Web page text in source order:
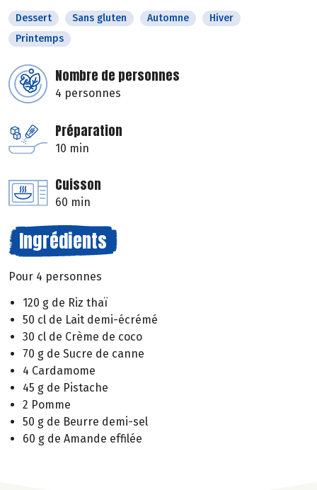
Dessert Sans gluten Automne
Hiver
Printemps
Nombre de personnes
4 personnes
Préparation
10 min
Cuisson
60 min
Ingrédients
Pour 4 personnes
120 g de Riz thaï
50 cl de Lait demi-écrémé
30 cl de Crème de coco
70 g de Sucre de canne
4 Cardamome
45 g de Pistache
2 Pomme
50 g de Beurre demi-sel
60 g de Amande effilée